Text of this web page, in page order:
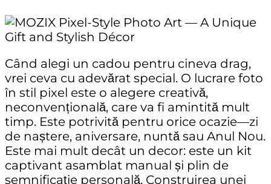
Când alegi un cadou pentru cineva drag,
vrei ceva cu adevărat special. O lucrare foto
în stil pixel este o alegere creativă,
neconvențională, care va fi amintită mult
timp. Este potrivită pentru orice ocazie—zi
de naștere, aniversare, nuntă sau Anul Nou.
Este mai mult decât un decor: este un kit
captivant asamblat manual și plin de
semnificație personală. Construirea unei